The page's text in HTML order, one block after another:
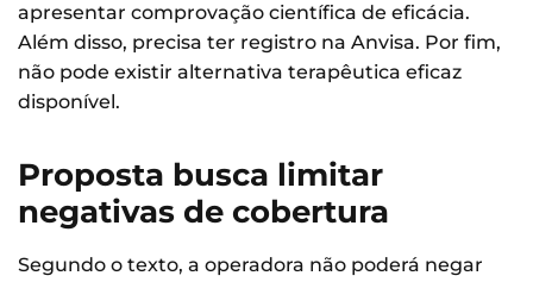
apresentar comprovação científica de eficácia.
Além disso, precisa ter registro na Anvisa. Por fim,
não pode existir alternativa terapêutica eficaz
disponível.
Proposta busca limitar
negativas de cobertura
Segundo o texto, a operadora não poderá negar